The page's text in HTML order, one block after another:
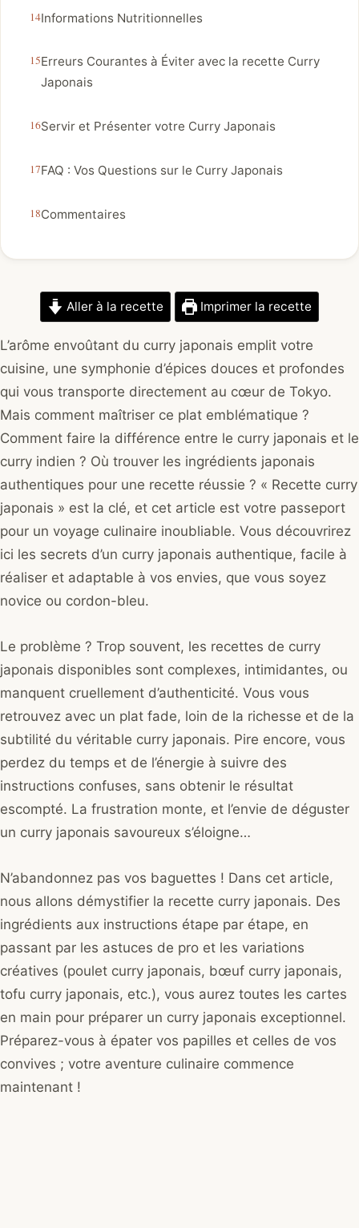
Informations Nutritionnelles
Erreurs Courantes à Éviter avec la recette Curry
Japonais
Servir et Présenter votre Curry Japonais
FAQ : Vos Questions sur le Curry Japonais
Commentaires
Aller à la recette Imprimer la recette
L’arôme envoûtant du curry japonais emplit votre
cuisine, une symphonie d’épices douces et profondes
qui vous transporte directement au cœur de Tokyo.
Mais comment maîtriser ce plat emblématique ?
Comment faire la différence entre le curry japonais et le
curry indien ? Où trouver les ingrédients japonais
authentiques pour une recette réussie ? « Recette curry
japonais » est la clé, et cet article est votre passeport
pour un voyage culinaire inoubliable. Vous découvrirez
ici les secrets d’un curry japonais authentique, facile à
réaliser et adaptable à vos envies, que vous soyez
novice ou cordon-bleu.
Le problème ? Trop souvent, les recettes de curry
japonais disponibles sont complexes, intimidantes, ou
manquent cruellement d’authenticité. Vous vous
retrouvez avec un plat fade, loin de la richesse et de la
subtilité du véritable curry japonais. Pire encore, vous
perdez du temps et de l’énergie à suivre des
instructions confuses, sans obtenir le résultat
escompté. La frustration monte, et l’envie de déguster
un curry japonais savoureux s’éloigne…
N’abandonnez pas vos baguettes ! Dans cet article,
nous allons démystifier la recette curry japonais. Des
ingrédients aux instructions étape par étape, en
passant par les astuces de pro et les variations
créatives (poulet curry japonais, bœuf curry japonais,
tofu curry japonais, etc.), vous aurez toutes les cartes
en main pour préparer un curry japonais exceptionnel.
Préparez-vous à épater vos papilles et celles de vos
convives ; votre aventure culinaire commence
maintenant !